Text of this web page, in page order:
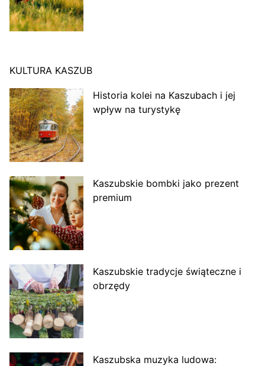
KULTURA KASZUB
Historia kolei na Kaszubach i jej
wpływ na turystykę
Kaszubskie bombki jako prezent
premium
Kaszubskie tradycje świąteczne i
obrzędy
Kaszubska muzyka ludowa: